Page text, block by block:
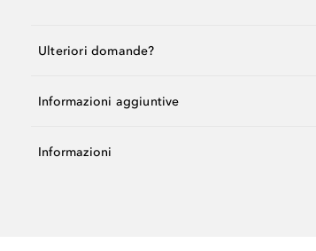
Ulteriori domande?
Informazioni aggiuntive
Informazioni